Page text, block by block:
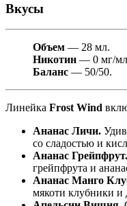
Вкусы
Объем — 28 мл.
Никотин — 0 мг/
Баланс — 50/50.
Линейка Frost Wind
Ананас Личи.
со сладостью и
Ананас Грейпфрут.
грейпфрута и
Ананас Манго
мякоти клубники и